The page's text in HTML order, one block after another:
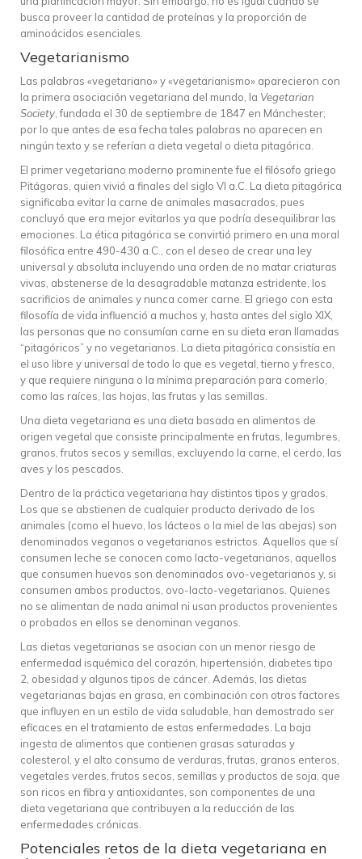
busca proveer la cantidad de proteínas y la proporción de
aminoácidos esenciales.
Vegetarianismo
Las palabras «vegetariano» y «vegetarianismo» aparecieron con
la primera asociación vegetariana del mundo, la Vegetarian
Society, fundada el 30 de septiembre de 1847 en Mánchester;
por lo que antes de esa fecha tales palabras no aparecen en
ningún texto y se referían a dieta vegetal o dieta pitagórica.
El primer vegetariano moderno prominente fue el filósofo griego
Pitágoras, quien vivió a finales del siglo VI a.C. La dieta pitagórica
significaba evitar la carne de animales masacrados, pues
concluyó que era mejor evitarlos ya que podría desequilibrar las
emociones. La ética pitagórica se convirtió primero en una moral
filosófica entre 490-430 a.C., con el deseo de crear una ley
universal y absoluta incluyendo una orden de no matar criaturas
vivas, abstenerse de la desagradable matanza estridente, los
sacrificios de animales y nunca comer carne. El griego con esta
filosofía de vida influenció a muchos y, hasta antes del siglo XIX,
las personas que no consumían carne en su dieta eran llamadas
“pitagóricos” y no vegetarianos. La dieta pitagórica consistía en
el uso libre y universal de todo lo que es vegetal, tierno y fresco,
y que requiere ninguna o la mínima preparación para comerlo,
como las raíces, las hojas, las frutas y las semillas.
Una dieta vegetariana es una dieta basada en alimentos de
origen vegetal que consiste principalmente en frutas, legumbres,
granos, frutos secos y semillas, excluyendo la carne, el cerdo, las
aves y los pescados.
Dentro de la práctica vegetariana hay distintos tipos y grados.
Los que se abstienen de cualquier producto derivado de los
animales (como el huevo, los lácteos o la miel de las abejas) son
denominados veganos o vegetarianos estrictos. Aquellos que sí
consumen leche se conocen como lacto-vegetarianos, aquellos
que consumen huevos son denominados ovo-vegetarianos y, si
consumen ambos productos, ovo-lacto-vegetarianos. Quienes
no se alimentan de nada animal ni usan productos provenientes
o probados en ellos se denominan veganos.
Las dietas vegetarianas se asocian con un menor riesgo de
enfermedad isquémica del corazón, hipertensión, diabetes tipo
2, obesidad y algunos tipos de cáncer. Además, las dietas
vegetarianas bajas en grasa, en combinación con otros factores
que influyen en un estilo de vida saludable, han demostrado ser
eficaces en el tratamiento de estas enfermedades. La baja
ingesta de alimentos que contienen grasas saturadas y
colesterol, y el alto consumo de verduras, frutas, granos enteros,
vegetales verdes, frutos secos, semillas y productos de soja, que
son ricos en fibra y antioxidantes, son componentes de una
dieta vegetariana que contribuyen a la reducción de las
enfermedades crónicas.
Potenciales retos de la dieta vegetariana en